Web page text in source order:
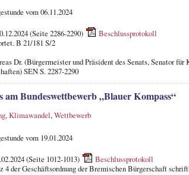
vom 06.11.2024
(Seite 2286-2290)
Beschlussprotokoll
B 21/181 S/2
Dr. (Bürgermeister und Präsident des Senats, Senator
SEN S. 2287-2290
am Bundeswettbewerb „Blauer Kompass“
,Klimawandel,Wettbewerb
vom 19.01.2024
(Seite 1012-1013)
Beschlussprotokoll
4 der Geschäftsordnung der Bremischen Bürgerschaft